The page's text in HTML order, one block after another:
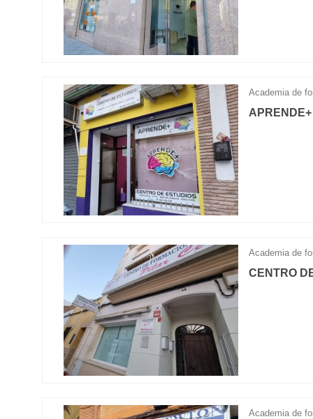
Academia de
APRENDE+
Academia de
CENTRO
Academia de